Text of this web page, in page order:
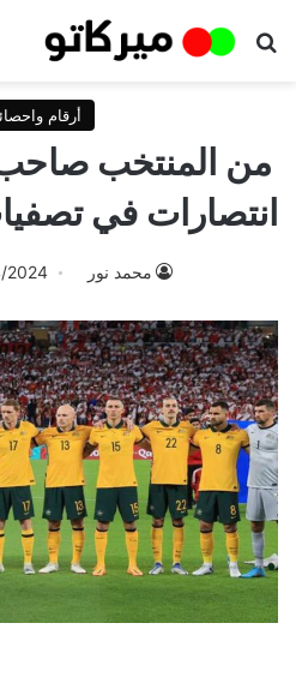
بحث عن
أرقام
من المنتخب
انتصارات في
محمد نور 2024